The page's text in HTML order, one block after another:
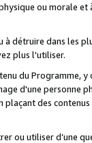
ou morale
à détruire dans les
plus l'utiliser.
du Programme,
d'une personne
des
ou utiliser d’une